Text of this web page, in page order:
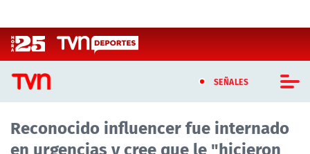
SEÑALES
CASTING MASTERCHEF CHILE
Reconocido influencer fue internado
en urgencias y cree que le "hicieron